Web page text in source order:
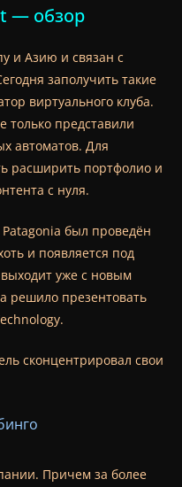
— обзор
и Азию и связан с
заполучить такие
виртуального клуба.
только представили
автоматов. Для
расширить портфолио и
с нуля.
был проведён
и появляется под
уже с новым
решило презентовать
сконцентрировал свои
Причем за более